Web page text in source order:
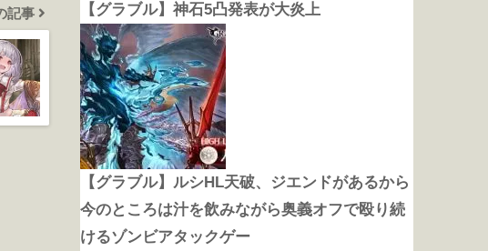
記事 【グラブル】神石5凸発表が大炎上
【グラブル】ルシHL天破、ジエンドがあるから
今のところは汁を飲みながら奥義オフで殴り続
けるゾンビアタックゲー